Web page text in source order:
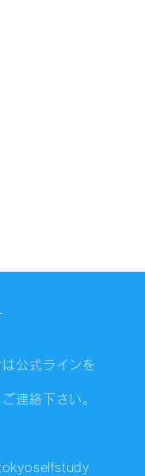
公式ラインを
連絡下さい。